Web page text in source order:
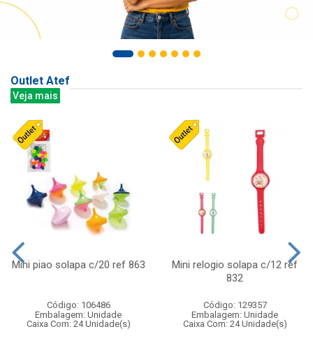
Outlet Atef
Veja mais
Mini piao solapa c/20 ref 863
Código: 106486
Embalagem: Unidade
Caixa Com: 24 Unidade(s)
Mini relogio solapa c/12 ref
832
Código: 129357
Embalagem: Unidade
Caixa Com: 24 Unidade(s)